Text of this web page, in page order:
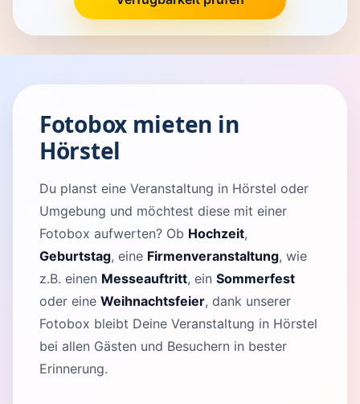
Fotobox mieten in
Hörstel
Du planst eine Veranstaltung in Hörstel oder
Umgebung und möchtest diese mit einer
Fotobox aufwerten? Ob Hochzeit,
Geburtstag, eine Firmenveranstaltung, wie
z.B. einen Messeauftritt, ein Sommerfest
oder eine Weihnachtsfeier, dank unserer
Fotobox bleibt Deine Veranstaltung in Hörstel
bei allen Gästen und Besuchern in bester
Erinnerung.